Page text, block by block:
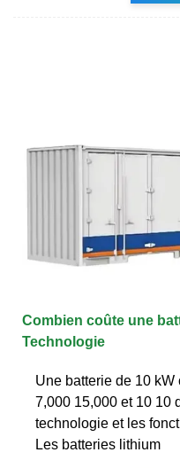
Combien coûte une
Technologie
Une batterie de 10
7,000 15,000 et 10 10
technologie et les
Les batteries lithium